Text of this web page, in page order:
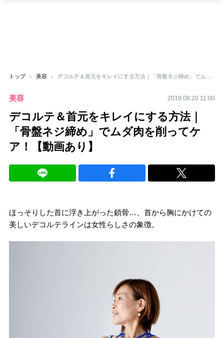
トップ 美容
美容 2019.08.20 11:00
デコルテ＆首元をキレイにする方法｜
「骨盤ネジ締め」でムダ肉を削ってケ
ア！【動画あり】
ほっそりした首に浮き上がった鎖骨…、首から胸にかけての
美しいデコルテラインは女性らしさの象徴。